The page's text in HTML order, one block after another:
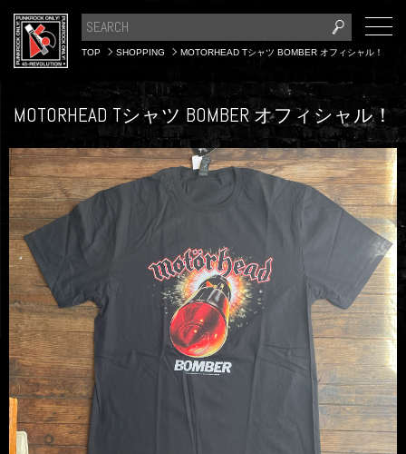
TOP SHOPPING MOTORHEAD Tシャツ BOMBER オフィシャル！
MOTORHEAD Tシャツ BOMBER オフィシャル！